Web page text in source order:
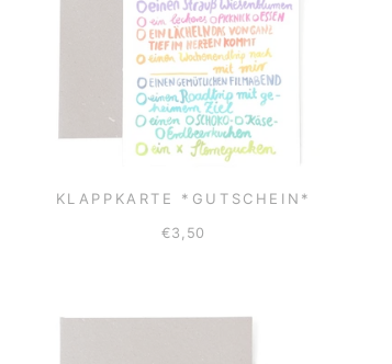
KLAPPKARTE *GUTSCHEIN*
€3,50